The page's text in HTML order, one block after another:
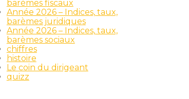
barèmes fiscaux
Année 2026 – Indices, taux,
barèmes juridiques
Année 2026 – Indices, taux,
barèmes sociaux
chiffres
histoire
Le coin du dirigeant
quizz